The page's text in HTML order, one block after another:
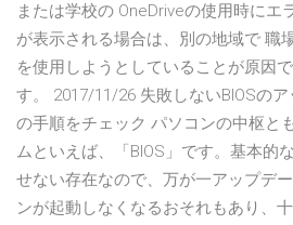
または学校の OneDriveの使用時にエ
が表示される場合は、別の地域で 職
を使用しようとしていることが原因
す。 2017/11/26 失敗しないBIOSの
の手順をチェック パソコンの中枢と
ムといえば、「BIOS」です。基本的
せない存在なので、万が一アップデ
ンが起動しなくなるおそれもあり、